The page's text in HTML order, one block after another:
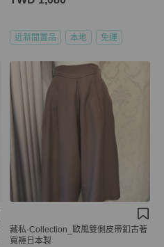
近新閒置品 本地 免運
藏私·Collection_歐風雙側皮帶釦古著
寬褲日本製